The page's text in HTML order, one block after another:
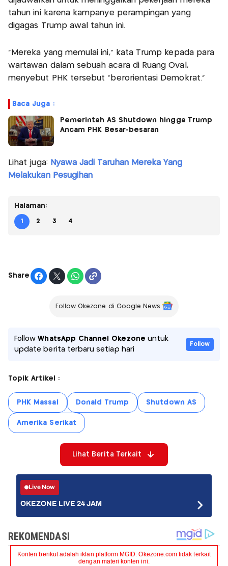
tahun ini karena kampanye perampingan yang
digagas Trump awal tahun ini.
"Mereka yang memulai ini," kata Trump kepada para
wartawan dalam sebuah acara di Ruang Oval,
menyebut PHK tersebut "berorientasi Demokrat."
Baca Juga :
Pemerintah AS Shutdown hingga Trump
Ancam PHK Besar-besaran
Lihat juga: Nyawa Jadi Taruhan Mereka Yang
Melakukan Pesugihan
Halaman:
1 2 3 4
Share
Follow Okezone di Google News
FollowWhatsApp Channel Okezone untuk
update berita terbaru setiap hari
Follow
Topik Artikel :
PHK Massal Donald Trump Shutdown AS
Amerika Serikat
Lihat Berita Terkait
Live Now
OKEZONE LIVE 24 JAM